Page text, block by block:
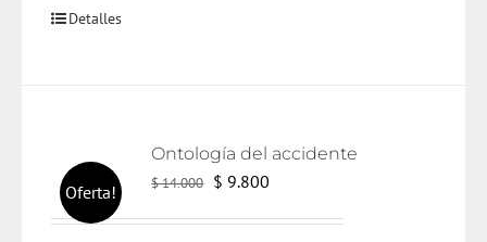
Detalles
Oferta!
Ontología del accidente
$14.000 El
$ 9.800